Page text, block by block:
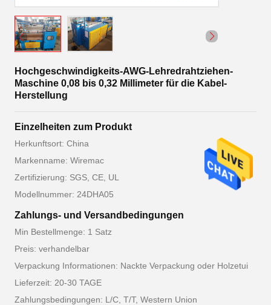
Hochgeschwindigkeits-AWG-Lehredrahtziehen-
Maschine 0,08 bis 0,32 Millimeter für die Kabel-
Herstellung
Einzelheiten zum Produkt
Herkunftsort: China
Markenname: Wiremac
Zertifizierung: SGS, CE, UL
Modellnummer: 24DHA05
Zahlungs- und Versandbedingungen
Min Bestellmenge: 1 Satz
Preis: verhandelbar
Verpackung Informationen: Nackte Verpackung oder Holzetui
Lieferzeit: 20-30 TAGE
Zahlungsbedingungen: L/C, T/T, Western Union